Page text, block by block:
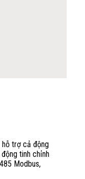
hỗ trợ cả động
tinh chỉnh
Modbus,